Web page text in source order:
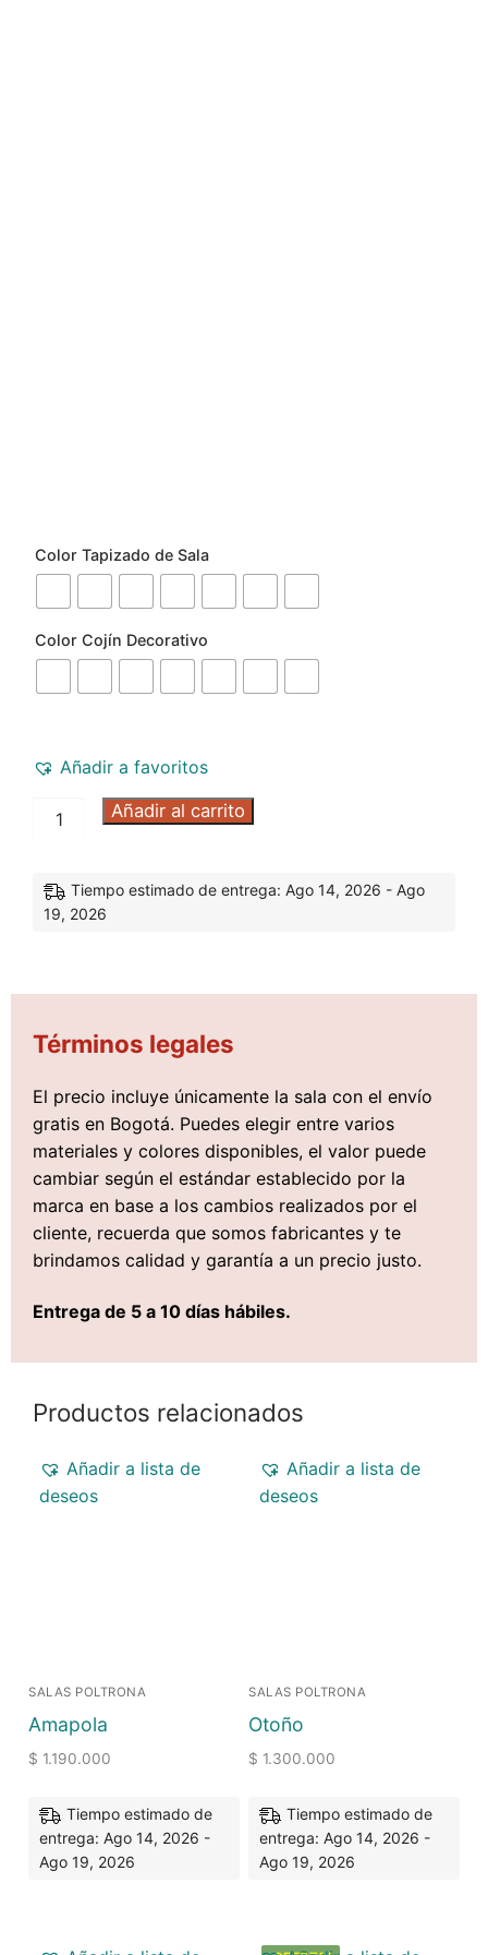
Color Tapizado de Sala
Color Cojín Decorativo
Añadir a favoritos
Añadir al carrito
Tiempo estimado de entrega: Ago 14, 2026 - Ago
19, 2026
Términos legales
El precio incluye únicamente la sala con el envío
gratis en Bogotá. Puedes elegir entre varios
materiales y colores disponibles, el valor puede
cambiar según el estándar establecido por la
marca en base a los cambios realizados por el
cliente, recuerda que somos fabricantes y te
brindamos calidad y garantía a un precio justo.
Entrega de 5 a 10 días hábiles.
Productos relacionados
Añadir a lista de
deseos
SALAS POLTRONA
Amapola
$ 1.190.000
Tiempo estimado de
entrega: Ago 14, 2026 -
Ago 19, 2026
Añadir a lista de
deseos
SALAS POLTRONA
Otoño
$ 1.300.000
Tiempo estimado de
entrega: Ago 14, 2026 -
Ago 19, 2026